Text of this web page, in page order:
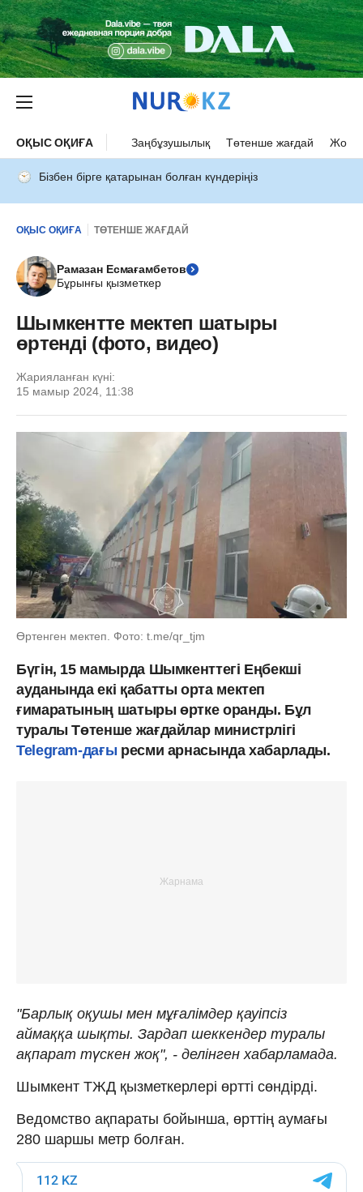
ОҚЫС ОҚИҒА Заңбұзушылық Төтенше жағдай Жол
Бізбен бірге қатарынан болған күндеріңіз
ОҚЫС ОҚИҒА ТӨТЕНШЕ ЖАҒДАЙ
Рамазан Есмағамбетов
Бұрынғы қызметкер
Шымкентте мектеп шатыры
өртенді (фото, видео)
Жарияланған күні:
15 мамыр 2024, 11:38
Өртенген мектеп. Фото: t.me/qr_tjm
Бүгін, 15 мамырда Шымкенттегі Еңбекші
ауданында екі қабатты орта мектеп
ғимаратының шатыры өртке оранды. Бұл
туралы Төтенше жағдайлар министрлігі
Telegram-дағыресми арнасында хабарлады.
"Барлық оқушы мен мұғалімдер қауіпсіз
аймаққа шықты. Зардап шеккендер туралы
ақпарат түскен жоқ", - делінген хабарламада.
Шымкент ТЖД қызметкерлері өртті сөндірді.
Ведомство ақпараты бойынша, өрттің аумағы
280 шаршы метр болған.